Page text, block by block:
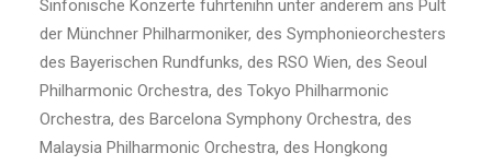
Sinfonische Konzerte führtenihn unter anderem ans Pult
der Münchner Philharmoniker, des Symphonieorchesters
des Bayerischen Rundfunks, des RSO Wien, des Seoul
Philharmonic Orchestra, des Tokyo Philharmonic
Orchestra, des Barcelona Symphony Orchestra, des
Malaysia Philharmonic Orchestra, des Hongkong